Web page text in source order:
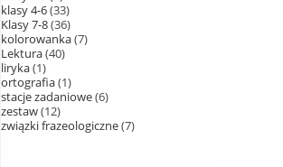
klasy 4-6 33
Klasy 7-8 36
kolorowanka 7
Lektura 40
liryka 1
ortografia 1
stacje zadaniowe 6
zestaw 12
związki frazeologiczne 7